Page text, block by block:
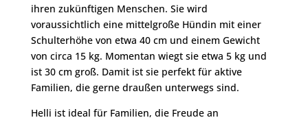
ihren zukünftigen Menschen. Sie wird
voraussichtlich eine mittelgroße Hündin mit einer
Schulterhöhe von etwa 40 cm und einem Gewicht
von circa 15 kg. Momentan wiegt sie etwa 5 kg und
ist 30 cm groß. Damit ist sie perfekt für aktive
Familien, die gerne draußen unterwegs sind.
Helli ist ideal für Familien, die Freude an